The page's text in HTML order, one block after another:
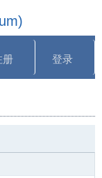
册 登录